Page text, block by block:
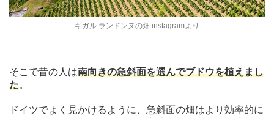
ギガル ランドンヌの畑 instagramより
そこで昔の人は南向きの急斜面を選んでブドウを植えまし
た。
ドイツでよく見かけるように、急斜面の畑はより効率的に